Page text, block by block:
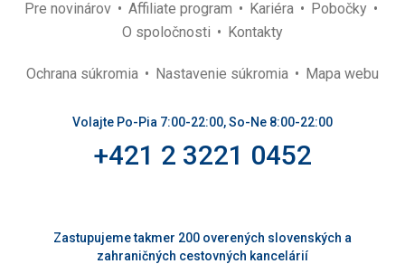
Pre novinárov Affiliate program Kariéra
Pobočky
O spoločnosti
Kontakty
Ochrana súkromia Nastavenie súkromia Mapa webu
Volajte Po-Pia 7:00-22:00, So-Ne 8:00-22:00
+421 2 3221 0452
Zastupujeme takmer 200 overených slovenských a
zahraničných cestovných kancelárií